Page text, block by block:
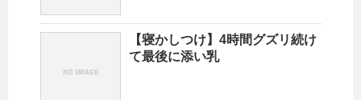
【寝かしつけ】4時間グズリ続け
て最後に添い乳